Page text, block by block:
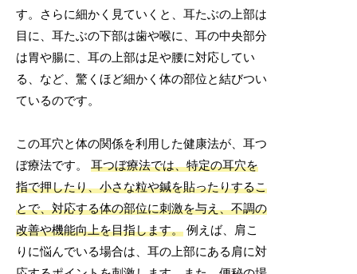
す。さらに細かく見ていくと、耳たぶの上部は
目に、耳たぶの下部は歯や喉に、耳の中央部分
は胃や腸に、耳の上部は足や腰に対応してい
る、など、驚くほど細かく体の部位と結びつい
ているのです。
この耳穴と体の関係を利用した健康法が、耳つ
ぼ療法です。耳つぼ療法では、特定の耳穴を
指で押したり、小さな粒や鍼を貼ったりするこ
とで、対応する体の部位に刺激を与え、不調の
改善や機能向上を目指します。 例えば、肩こ
りに悩んでいる場合は、耳の上部にある肩に対